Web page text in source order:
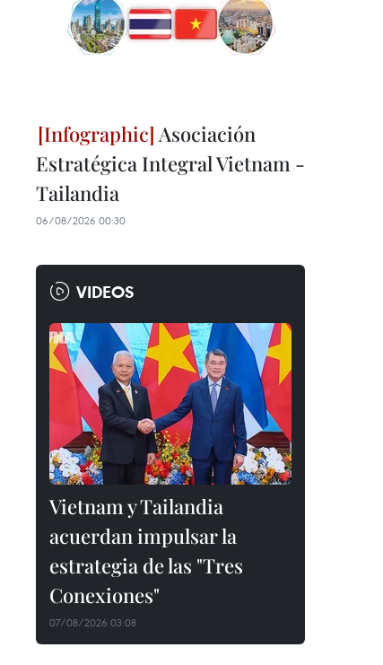
Asociación
Estratégica Integral Vietnam -
Tailandia
06/08/2026 00:30
VIDEOS
Vietnam y Tailandia
acuerdan impulsar la
estrategia de las "Tres
Conexiones"
07/08/2026 03:08